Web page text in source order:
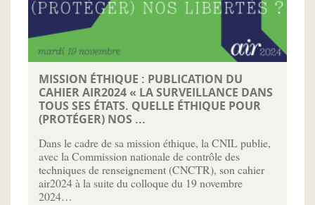
MISSION ÉTHIQUE : PUBLICATION DU
CAHIER AIR2024 « LA SURVEILLANCE DANS
TOUS SES ÉTATS. QUELLE ÉTHIQUE POUR
(PROTÉGER) NOS ...
Dans le cadre de sa mission éthique, la CNIL publie,
avec la Commission nationale de contrôle des
techniques de renseignement (CNCTR), son cahier
air2024 à la suite du colloque du 19 novembre
2024…